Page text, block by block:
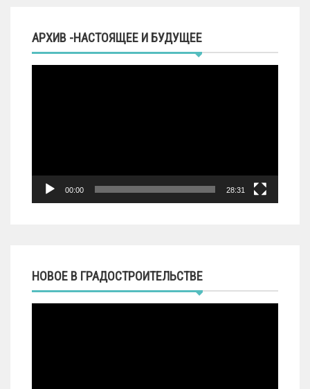
АРХИВ -НАСТОЯЩЕЕ И БУДУЩЕЕ
00:00 28:31
НОВОЕ В ГРАДОСТРОИТЕЛЬСТВЕ